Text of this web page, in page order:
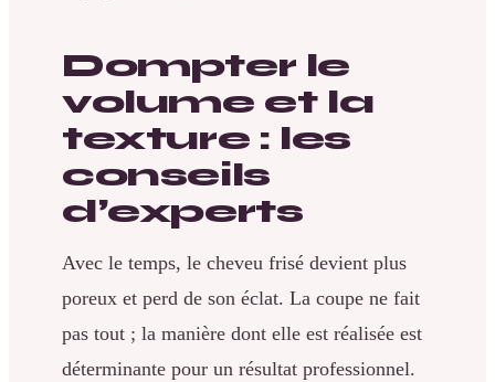
Dompter le
volume et la
texture : les
conseils
d’experts
Avec le temps, le cheveu frisé devient plus
poreux et perd de son éclat. La coupe ne fait
pas tout ; la manière dont elle est réalisée est
déterminante pour un résultat professionnel.